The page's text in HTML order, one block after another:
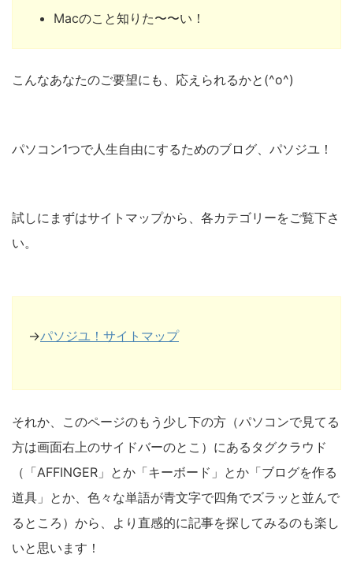
Macのこと知りた〜〜い！
こんなあなたのご要望にも、応えられるかと(^o^)
パソコン1つで人生自由にするためのブログ、パソジユ！
試しにまずはサイトマップから、各カテゴリーをご覧下さ
い。
→パソジユ！サイトマップ
それか、このページのもう少し下の方（パソコンで見てる
方は画面右上のサイドバーのとこ）にあるタグクラウド
（「AFFINGER」とか「キーボード」とか「ブログを作る
道具」とか、色々な単語が青文字で四角でズラッと並んで
るところ）から、より直感的に記事を探してみるのも楽し
いと思います！